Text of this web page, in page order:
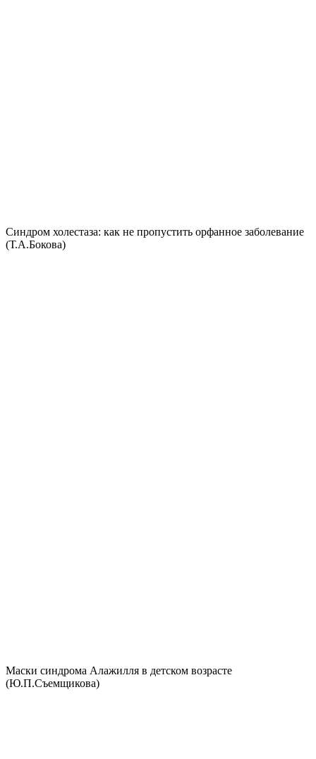
Синдром холестаза: как не пропустить орфанное заболевание
(Т.А.Бокова)
Маски синдрома Алажилля в детском возрасте
(Ю.П.Съемщикова)